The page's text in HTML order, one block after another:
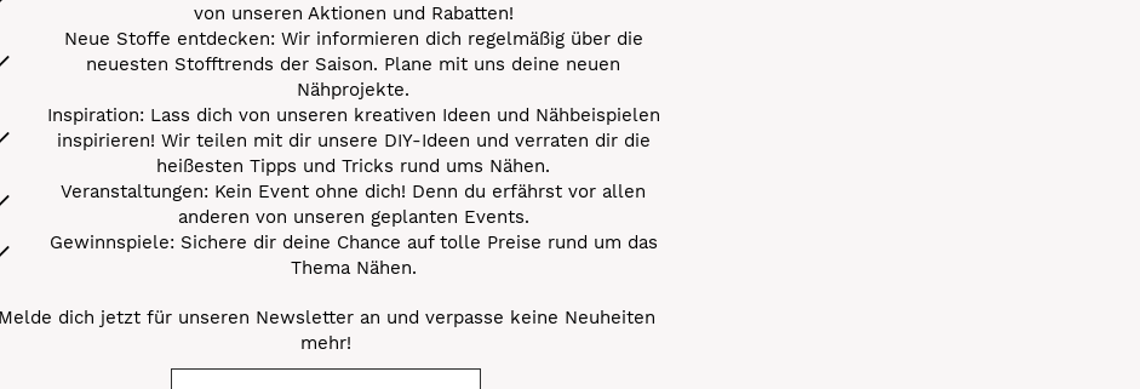
von unseren Aktionen und Rabatten!
Neue Stoffe entdecken: Wir informieren dich regelmäßig über die
neuesten Stofftrends der Saison. Plane mit uns deine neuen
Nähprojekte.
Inspiration: Lass dich von unseren kreativen Ideen und Nähbeispielen
inspirieren! Wir teilen mit dir unsere DIY-Ideen und verraten dir die
heißesten Tipps und Tricks rund ums Nähen.
Veranstaltungen: Kein Event ohne dich! Denn du erfährst vor allen
anderen von unseren geplanten Events.
Gewinnspiele: Sichere dir deine Chance auf tolle Preise rund um das
Thema Nähen.
Melde dich jetzt für unseren Newsletter an und verpasse keine Neuheiten
mehr!